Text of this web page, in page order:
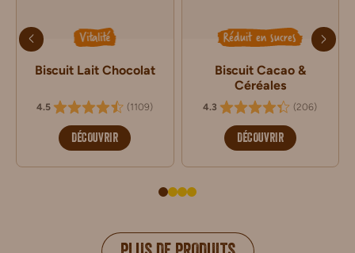
Vitalité
Biscuit Lait Chocolat
4.5 (1109)
DÉCOUVRIR
Réduit en sucres
Biscuit Cacao &
Céréales
4.3 (206)
DÉCOUVRIR